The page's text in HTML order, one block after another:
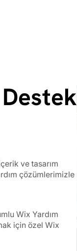
ve tasarım
çözümlerimizle
Wix Yardım
için özel Wix